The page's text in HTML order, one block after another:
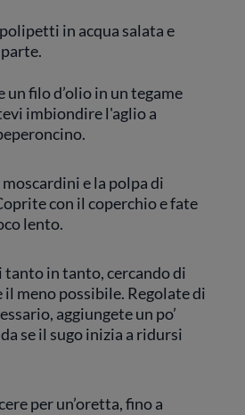
in acqua salata e
un filo d’olio in un tegame
imbiondire l'aglio a
e la polpa di
con il coperchio e fate
lento.
tanto in tanto, cercando di
il meno possibile. Regolate di
aggiungete un po’
se il sugo inizia a ridursi
per un’oretta, fino a